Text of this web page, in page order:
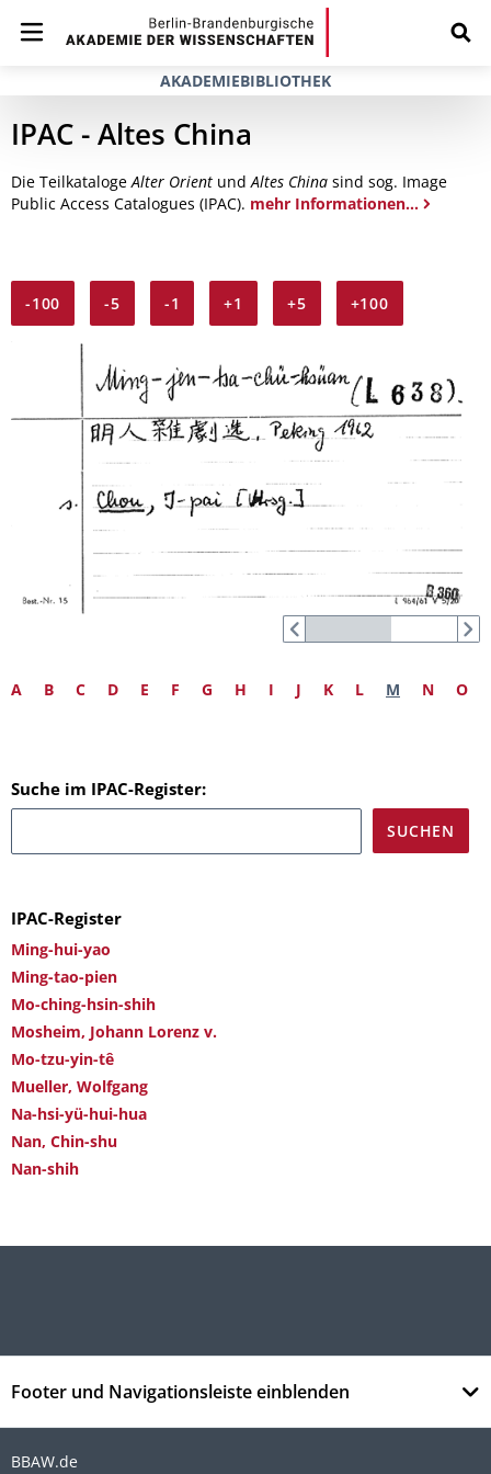
AKADEMIEBIBLIOTHEK
IPAC - Altes China
Die TeilkatalogeAlter Orient undAltes China sind sog. Image
Public Access Catalogues (IPAC). mehr Informationen...
-100 -5 -1 +1 +5 +100
A B C D E F G H I J K L M N O
Suche im IPAC-Register:
IPAC-Register
Ming-hui-yao
Ming-tao-pien
Mo-ching-hsin-shih
Mosheim, Johann Lorenz v.
Mo-tzu-yin-tê
Mueller, Wolfgang
Na-hsi-yü-hui-hua
Nan, Chin-shu
Nan-shih
Footer und Navigationsleiste einblenden
BBAW.de